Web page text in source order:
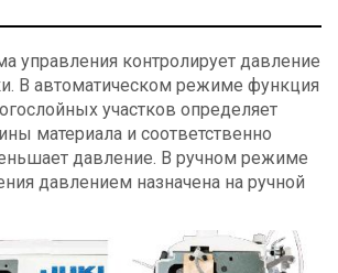
управления контролирует давление
В автоматическом режиме функция
участков определяет
материала и соответственно
давление. В ручном режиме
давлением назначена на ручной